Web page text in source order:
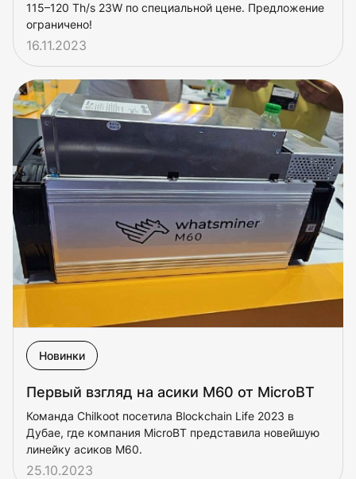
115–120 Th/s 23W по специальной цене. Предложение
ограничено!
16.11.2023
Новинки
Первый взгляд на асики М60 от MicroBT
Команда Chilkoot посетила Blockchain Life 2023 в
Дубае, где компания MicroBT представила новейшую
линейку асиков M60.
25.10.2023